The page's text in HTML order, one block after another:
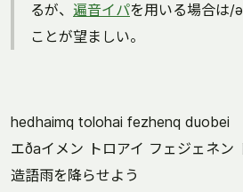
るが、 遍音イパを用いる場合は/
ことが望ましい。
hedhaimq tolohai fezhenq duobei
エðaイメン トロアイ フェジェネン
造語雨を降らせよう